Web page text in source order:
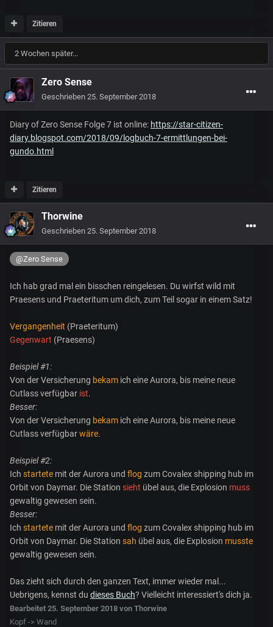
Zitieren
2 Wochen später...
Zero Sense
Geschrieben 25. September 2018
Diary of Zero Sense Folge 7 ist online: https://star-citizen-
diary.blogspot.com/2018/09/logbuch-7-ermittlungen-bei-
gundo.html
Zitieren
Thorwine
Geschrieben 25. September 2018
@Zero Sense
Ich hab grad mal ein bisschen reingelesen. Du wirfst wild mit
Praesens und Praeteritum um dich, zum Teil sogar in einem Satz!
Vergangenheit (Praeteritum)
Gegenwart (Praesens)
Beispiel #1:
Von der Versicherung bekam ich eine Aurora, bis meine neue
Cutlass verfügbar ist.
Besser:
Von der Versicherung bekam ich eine Aurora, bis meine neue
Cutlass verfügbarwäre.
Beispiel #2:
Ich startete mit der Aurora und flog zum Covalex shipping hub im
Orbit von Daymar. Die Station sieht übel aus, die Explosion muss
gewaltig gewesen sein.
Besser:
Ich startete mit der Aurora und flog zum Covalex shipping hub im
Orbit von Daymar. Die Station sah übel aus, die Explosion musste
gewaltig gewesen sein.
Das zieht sich durch den ganzen Text, immer wieder mal...
Uebrigens, kennst du dieses Buch? Vielleicht interessiert's dich ja.
Bearbeitet 25. September 2018 von Thorwine
Kopf -> Wand